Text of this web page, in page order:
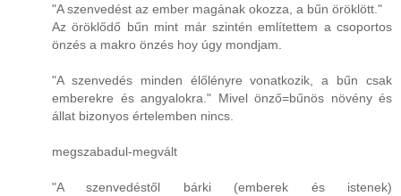
"A szenvedést az ember magának okozza, a bűn öröklött."
Az öröklődő bűn mint már szintén említettem a csoportos
önzés a makro önzés hoy úgy mondjam.
"A szenvedés minden élőlényre vonatkozik, a bűn csak
emberekre és angyalokra." Mivel önző=bűnös növény és
állat bizonyos értelemben nincs.
megszabadul-megvált
"A szenvedéstől bárki (emberek és istenek)